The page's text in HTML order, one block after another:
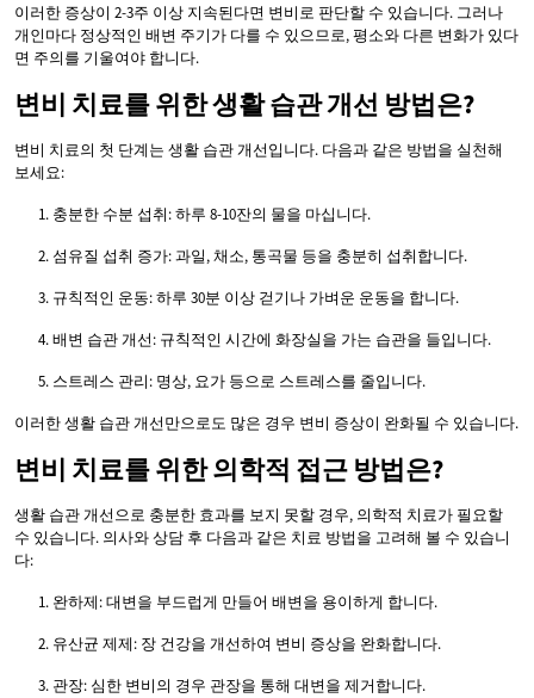
이러한 증상이 2-3주 이상 지속된다면 변비로 판단할 수 있습니다. 그러나
개인마다 정상적인 배변 주기가 다를 수 있으므로, 평소와 다른 변화가 있다
면 주의를 기울여야 합니다.
변비 치료를 위한 생활 습관 개선 방법은?
변비 치료의 첫 단계는 생활 습관 개선입니다. 다음과 같은 방법을 실천해
보세요:
충분한 수분 섭취: 하루 8-10잔의 물을 마십니다.
섬유질 섭취 증가: 과일, 채소, 통곡물 등을 충분히 섭취합니다.
규칙적인 운동: 하루 30분 이상 걷기나 가벼운 운동을 합니다.
배변 습관 개선: 규칙적인 시간에 화장실을 가는 습관을 들입니다.
스트레스 관리: 명상, 요가 등으로 스트레스를 줄입니다.
이러한 생활 습관 개선만으로도 많은 경우 변비 증상이 완화될 수 있습니다.
변비 치료를 위한 의학적 접근 방법은?
생활 습관 개선으로 충분한 효과를 보지 못할 경우, 의학적 치료가 필요할
수 있습니다. 의사와 상담 후 다음과 같은 치료 방법을 고려해 볼 수 있습니
다:
완하제: 대변을 부드럽게 만들어 배변을 용이하게 합니다.
유산균 제제: 장 건강을 개선하여 변비 증상을 완화합니다.
관장: 심한 변비의 경우 관장을 통해 대변을 제거합니다.